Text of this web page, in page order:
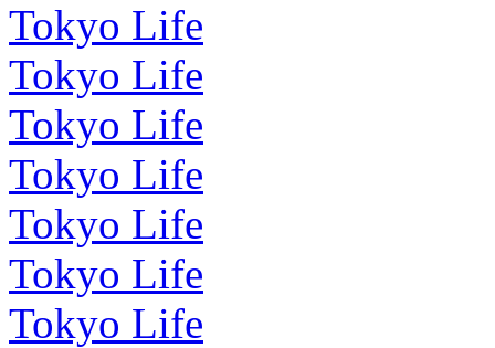
Tokyo Life
Tokyo Life
Tokyo Life
Tokyo Life
Tokyo Life
Tokyo Life
Tokyo Life